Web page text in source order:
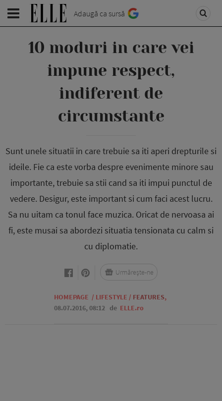
Adaugă ca sursă
10 moduri in care vei
impune respect,
indiferent de
circumstante
Sunt unele situatii in care trebuie sa iti aperi drepturile si
ideile. Fie ca este vorba despre evenimente minore sau
importante, trebuie sa stii cand sa iti impui punctul de
vedere. Desigur, este important si cum faci acest lucru.
Sa nu uitam ca tonul face muzica. Oricat de nervoasa ai
fi, este musai sa abordezi situatia tensionata cu calm si
cu diplomatie.
HOMEPAGE / LIFESTYLE / FEATURES,
08.07.2016, 08:12 de ELLE.ro
Urmărește-ne